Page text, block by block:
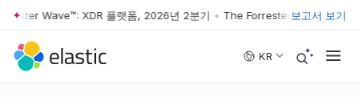
Skip to main content
Wave™: XDR 플랫폼, 2026년 2분기 • The Forrester Wave™: XDR 플랫
보고서 보기
KR